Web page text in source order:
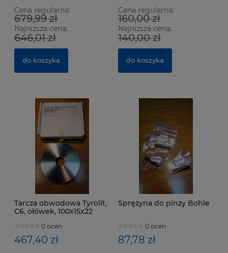
Cena regularna:
679,99 zł
Najniższa cena:
646,01 zł
do koszyka
Cena regularna:
160,00 zł
Najniższa cena:
140,00 zł
do koszyka
Tarcza obwodowa Tyrolit,
C6, ołówek, 100x15x22
0 ocen
467,40 zł
Sprężyna do pinzy Bohle
0 ocen
87,78 zł